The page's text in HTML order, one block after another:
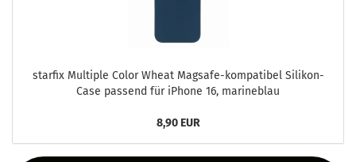
star­fix Mul­ti­ple Color Wheat Magsafe-​kompatibel Silikon-​
Case pas­send für iPho­ne 16, ma­ri­ne­blau
8,90 EUR